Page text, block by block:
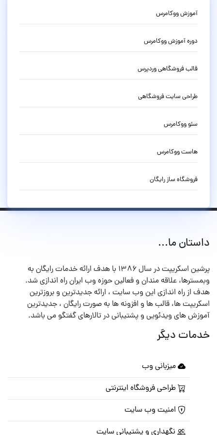
آموزش ووکامرس
دوره آموزش ووکامرس
قالب فروشگاهی وردپرس
طراحی سایت فروشگاهی
سئو ووکامرس
هاست ووکامرس
فروشگاه ساز رایگان
داستان ما...
پرشین اسکریپت در سال ۱۳۸۶ با هدف ارائه خدمات رایگان به
وبمسترها، علاقه مندان و فعالین حوزه وب ایران راه اندازی شد.
هدف از راه اندازی این وب سایت ، ارائه جدیدترین و بروزترین
اسکریپت ها، قالب ها و افزونه ها به صورت رایگان ، جدیدترین
آموزش های ویدئویی و پشتیبانی در تالارهای گفتگو می باشد.
خدمات دیگر
میزبانی وب
طراحی فروشگاه اینترنتی
امنیت وب سایت
نگهداری و پشتیبانی سایت